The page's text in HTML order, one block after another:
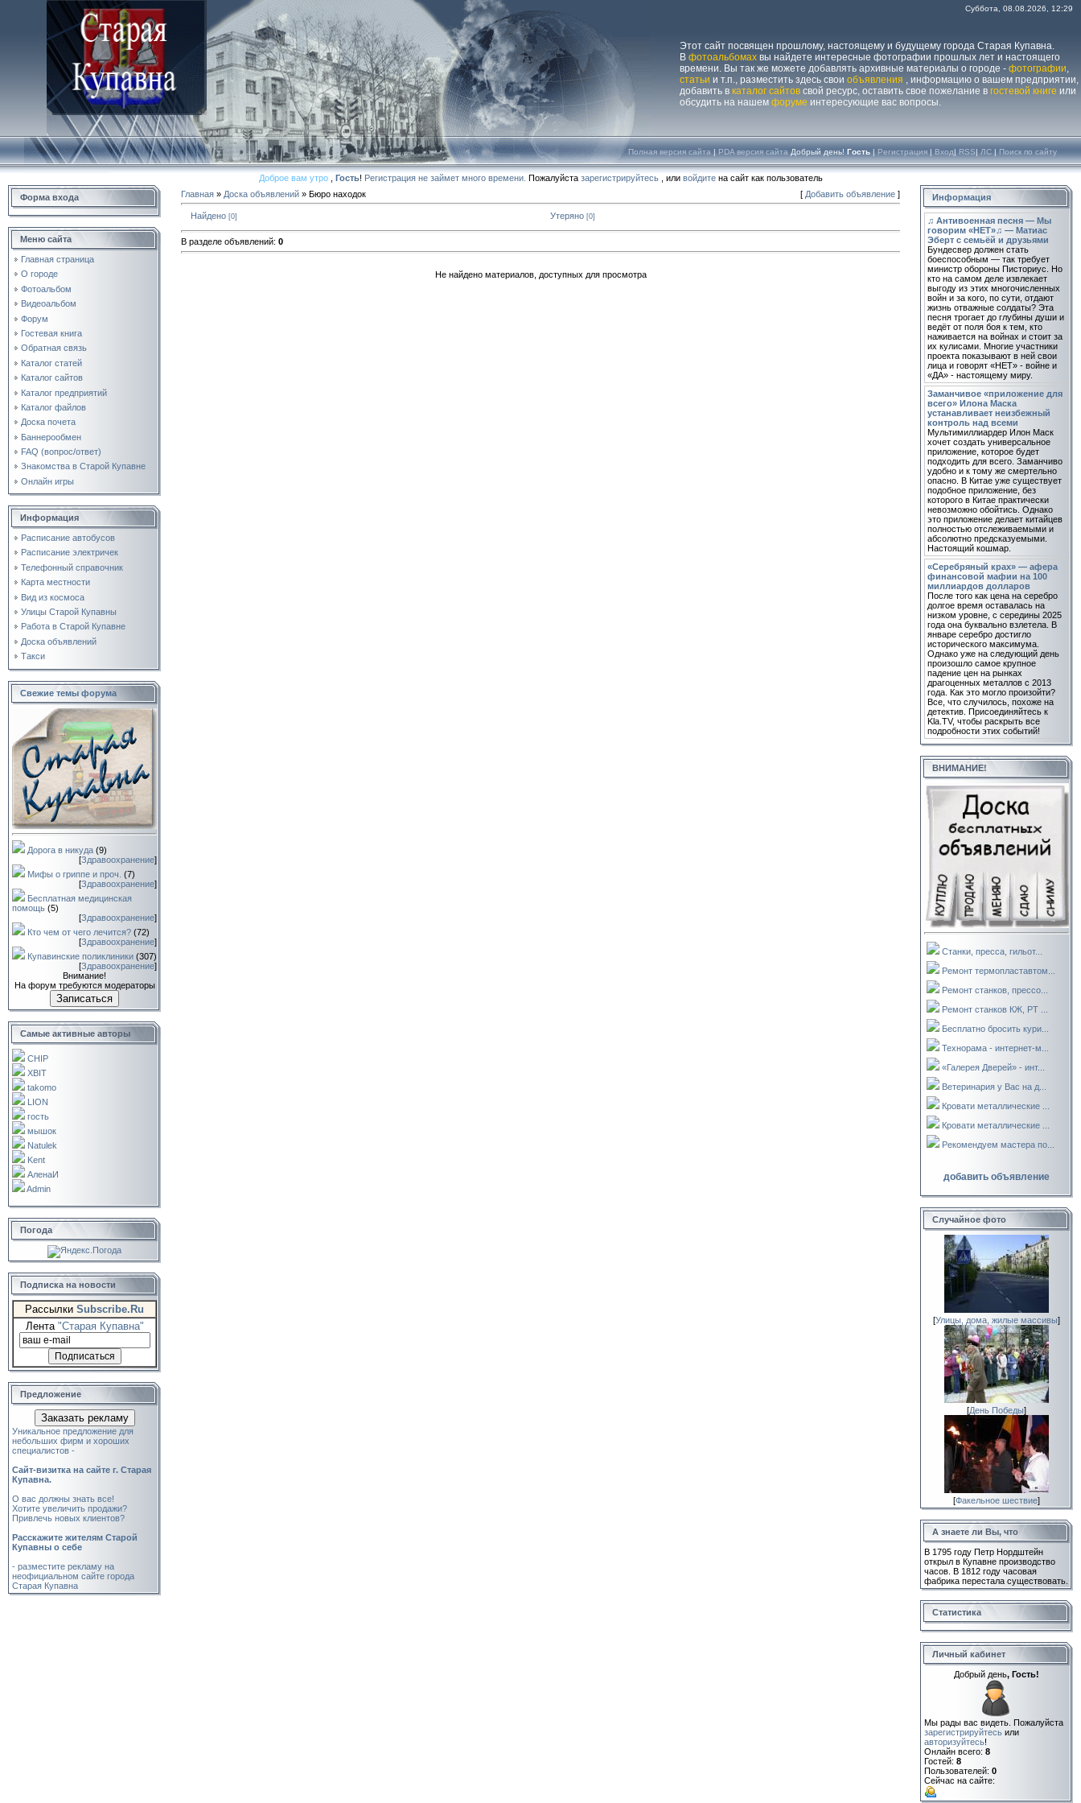
Этот сайт посвящен прошлому, настоящему и будущему города Старая Купавна.
В фотоальбомах вы найдете интересные фотографии прошлых лет и настоящего
времени. Вы так же можете добавлять архивные материалы о городе - фотографии,
статьи и т.п., разместить здесь свои объявления , информацию о вашем предприятии,
добавить в каталог сайтов свой ресурс, оставить свое пожелание в гостевой книге или
обсудить на нашем форуме интересующие вас вопросы.
Суббота, 08.08.2026, 12:29
Полная версия сайта | PDA версия сайта Добрый день! Гость | Регистрация | Вход| RSS| ЛС | Поиск по сайту
Доброе вам утро, Гость! Регистрация не займет много времени. Пожалуйста зарегистрируйтесь, или войдитена сайт как пользователь
Форма входа
Меню сайта
Главная страница
О городе
Фотоальбом
Видеоальбом
Форум
Гостевая книга
Обратная связь
Каталог статей
Каталог сайтов
Каталог предприятий
Каталог файлов
Доска почета
Баннерообмен
FAQ (вопрос/ответ)
Знакомства в Старой Купавне
Онлайн игры
Информация
Расписание автобусов
Расписание электричек
Телефонный справочник
Карта местности
Вид из космоса
Улицы Старой Купавны
Работа в Старой Купавне
Доска объявлений
Такси
Свежие темы форума
Дорога в никуда (9)
[Здравоохранение]
Мифы о гриппе и проч. (7)
[Здравоохранение]
Бесплатная медицинская
помощь (5)
[Здравоохранение]
Кто чем от чего лечится? (72)
[Здравоохранение]
Купавинские поликлиники (307)
[Здравоохранение]
Внимание!
На форум требуются модераторы
Записаться
Самые активные авторы
CHIP
XBIT
takomo
LION
гость
мышок
Natulek
Kent
АленаИ
Admin
Погода
Подписка на новости
Рассылки Subscribe.Ru
Лента "Старая Купавна"
Предложение
Заказать рекламу
Уникальное предложение для
небольших фирм и хороших
специалистов -
Cайт-визитка на сайте г. Старая
Купавна.
О вас должны знать все!
Хотите увеличить продажи?
Привлечь новых клиентов?
Расскажите жителям Старой
Купавны о себе
- разместите рекламу на
неофициальном сайте города
Старая Купавна
Главная » Доска объявлений » Бюро находок [ Добавить объявление ]
Найдено [0] Утеряно [0]
В разделе объявлений: 0
Не найдено материалов, доступных для просмотра
Информация
♫ Антивоенная песня — Мы
говорим «НЕТ»♫ — Матиас
Эберт с семьёй и друзьями
Бундесвер должен стать
боеспособным — так требует
министр обороны Писториус. Но
кто на самом деле извлекает
выгоду из этих многочисленных
войн и за кого, по сути, отдают
жизнь отважные солдаты? Эта
песня трогает до глубины души и
ведёт от поля боя к тем, кто
наживается на войнах и стоит за
их кулисами. Многие участники
проекта показывают в ней свои
лица и говорят «НЕТ» - войне и
«ДА» - настоящему миру.
Заманчивое «приложение для
всего» Илона Маска
устанавливает неизбежный
контроль над всеми
Мультимиллиардер Илон Маск
хочет создать универсальное
приложение, которое будет
подходить для всего. Заманчиво
удобно и к тому же смертельно
опасно. В Китае уже существует
подобное приложение, без
которого в Китае практически
невозможно обойтись. Однако
это приложение делает китайцев
полностью отслеживаемыми и
абсолютно предсказуемыми.
Настоящий кошмар.
«Серебряный крах» — афера
финансовой мафии на 100
миллиардов долларов
После того как цена на серебро
долгое время оставалась на
низком уровне, с середины 2025
года она буквально взлетела. В
январе серебро достигло
исторического максимума.
Однако уже на следующий день
произошло самое крупное
падение цен на рынках
драгоценных металлов с 2013
года. Как это могло произойти?
Все, что случилось, похоже на
детектив. Присоединяйтесь к
Kla.TV, чтобы раскрыть все
подробности этих событий!
ВНИМАНИЕ!
Станки, пресса, гильот...
Ремонт термопластавтом...
Ремонт станков, прессо...
Ремонт станков КЖ, РТ ...
Бесплатно бросить кури...
Технорама - интернет-м...
«Галерея Дверей» - инт...
Ветеринария у Вас на д...
Кровати металлические ...
Кровати металлические ...
Рекомендуем мастера по...
добавить объявление
Случайное фото
[Улицы, дома, жилые массивы]
[День Победы]
[Факельное шествие]
А знаете ли Вы, что
В 1795 году Петр Нордштейн
открыл в Купавне производство
часов. В 1812 году часовая
фабрика перестала существовать.
Статистика
Личный кабинет
Добрый день, Гость!
Мы рады вас видеть. Пожалуйста
зарегистрируйтесь или
авторизуйтесь!
Онлайн всего: 8
Гостей: 8
Пользователей: 0
Сейчас на сайте: